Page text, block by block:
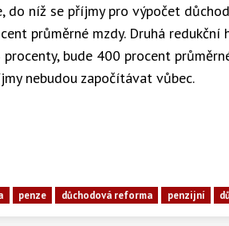
do níž se příjmy pro výpočet
průměrné mzdy. Druhá redukční
bude 400 procent
nebudou započítávat vůbec.
penze důchodová reforma penzijní